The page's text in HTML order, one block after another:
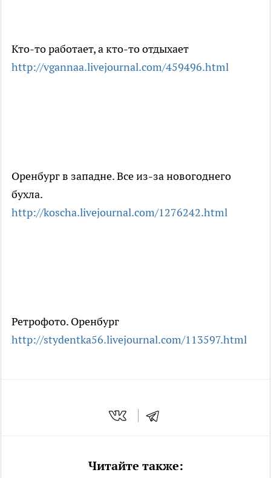
Кто-то работает, а кто-то отдыхает
http://vgannaa.livejournal.com/459496.html
Оренбург в западне. Все из-за новогоднего
бухла.
http://koscha.livejournal.com/1276242.html
Ретрофото. Оренбург
http://stydentka56.livejournal.com/113597.html
Читайте также: